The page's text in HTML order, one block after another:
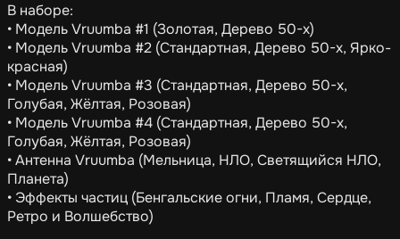
В наборе:
• Модель Vruumba #1 (Золотая, Дерево 50-х)
• Модель Vruumba #2 (Стандартная, Дерево 50-х, Ярко-
красная)
• Модель Vruumba #3 (Стандартная, Дерево 50-х,
Голубая, Жёлтая, Розовая)
• Модель Vruumba #4 (Стандартная, Дерево 50-х,
Голубая, Жёлтая, Розовая)
• Антенна Vruumba (Мельница, НЛО, Светящийся НЛО,
Планета)
• Эффекты частиц (Бенгальские огни, Пламя, Сердце,
Ретро и Волшебство)